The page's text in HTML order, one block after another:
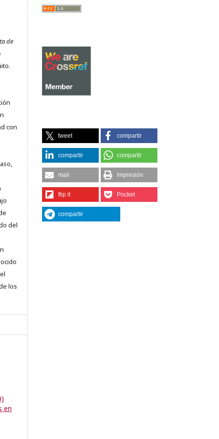
de
con
del
los
en
tweet compartir
compartir compartir
mail impresión
flip it Pocket
compartir